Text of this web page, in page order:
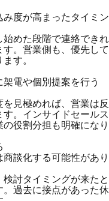
度が高まったタイミン
めた段階で連絡できれ
。営業側も、優先して
す。
電や個別提案を行う
見極めれば、営業は反
。インサイドセールス
役割分担も明確になり
談化する可能性があり
討タイミングが来たと
過去に接点があった休